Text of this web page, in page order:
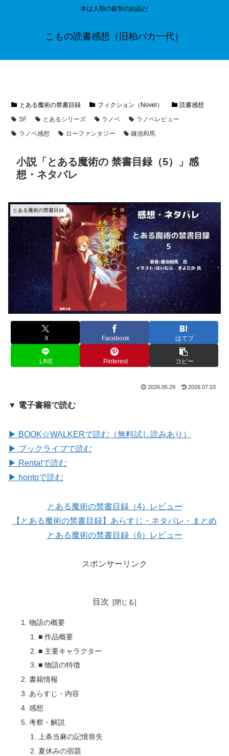
本は人類の叡智の結晶だ
こもの読書感想（旧柏バカ一代）
とある魔術の禁書目録 フィクション（Novel）
読書感想
SF
とあるシリーズ ラノベ
ラノベレビュー
ラノベ感想
ローファンタジー 鎌池和馬
小説「とある魔術の 禁書目録（5）」感
想・ネタバレ
とある魔術の禁書目録
X Facebook はてブ
LINE Pinterest コピー
2026.05.29 2026.07.03
▼ 電子書籍で読む
▶ BOOK☆WALKERで読む（無料試し読みあり）
▶ ブックライブで読む
▶ Renta!で読む
▶ hontoで読む
とある魔術の禁書目録（4）レビュー
【とある魔術の禁書目録】あらすじ・ネタバレ・まとめ
とある魔術の禁書目録（6）レビュー
スポンサーリンク
目次
物語の概要
■ 作品概要
■ 主要キャラクター
■ 物語の特徴
書籍情報
あらすじ・内容
感想
考察・解説
上条当麻の記憶喪失
夏休みの宿題